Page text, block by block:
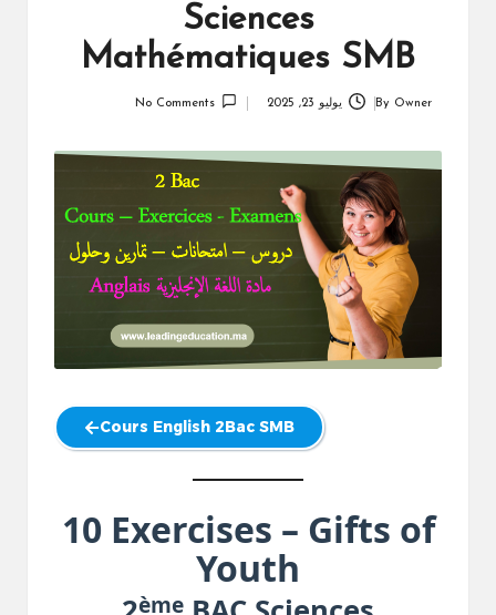
Sciences
Mathématiques SMB
By Owner يوليو 23, 2025 No Comments
Cours English 2Bac SMB
10 Exercises – Gifts of
Youth
ème